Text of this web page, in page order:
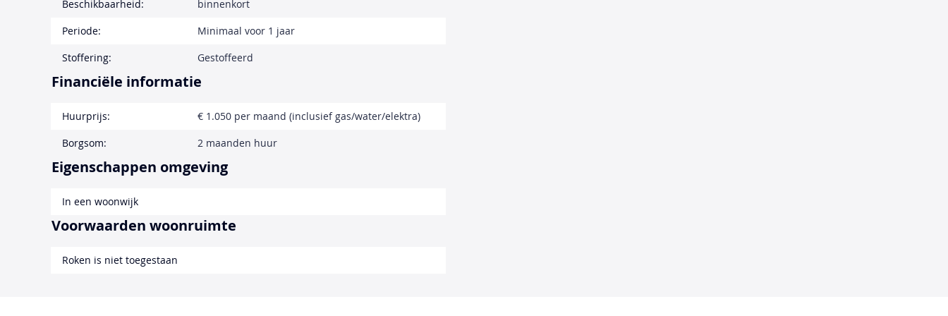
Beschikbaarheid:
binnenkort
Periode:
Minimaal voor 1 jaar
Stoffering:
Gestoffeerd
Financiële informatie
Huurprijs:
€ 1.050 per maand (inclusief gas/water/elektra)
Borgsom:
2 maanden huur
Eigenschappen omgeving
In een woonwijk
Voorwaarden woonruimte
Roken is niet toegestaan